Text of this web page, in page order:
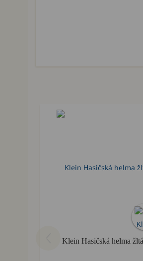
Klein Hasičská helma žltá